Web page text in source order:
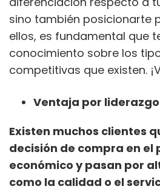
sino también posicionarte
ellos, es fundamental que
conocimiento sobre los
competitivas que existen.
Ventaja por liderazgo
Existen muchos clientes
decisión de compra en el
económico y pasan por
como la calidad o el